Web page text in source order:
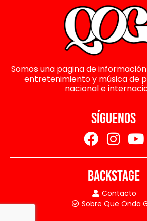
Somos una pagina de
entretenimiento y música de
nacional e
SÍGUENOS
BACKSTAGE
Contacto
Sobre Que Onda